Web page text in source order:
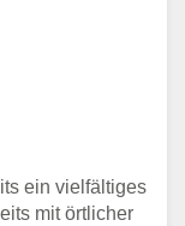
ein vielfältiges
mit örtlicher